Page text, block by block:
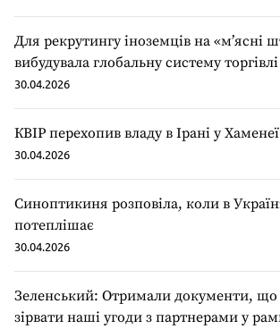
Для рекрутингу іноземців на «мʼясні
вибудувала глобальну систему
30.04.2026
КВІР перехопив владу в Ірані у
30.04.2026
Синоптикиня розповіла, коли в
потеплішає
30.04.2026
Зеленський: Отримали документи, що
зірвати наші угоди з партнерами у